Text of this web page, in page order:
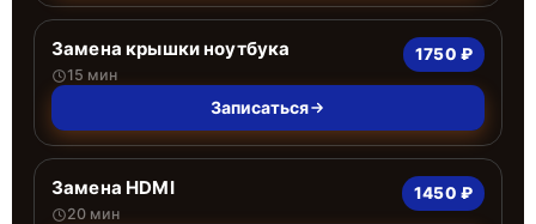
Замена крышки ноутбука
15 мин
1750 ₽
Записаться
Замена HDMI
20 мин
1450 ₽